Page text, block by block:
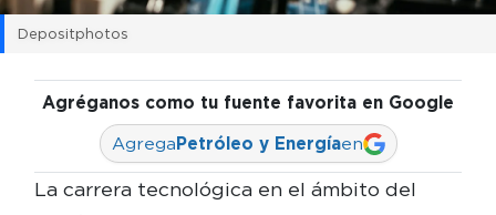
Depositphotos
Agréganos como tu fuente favorita en Google
AgregaPetróleo y Energíaen
La carrera tecnológica en el ámbito del